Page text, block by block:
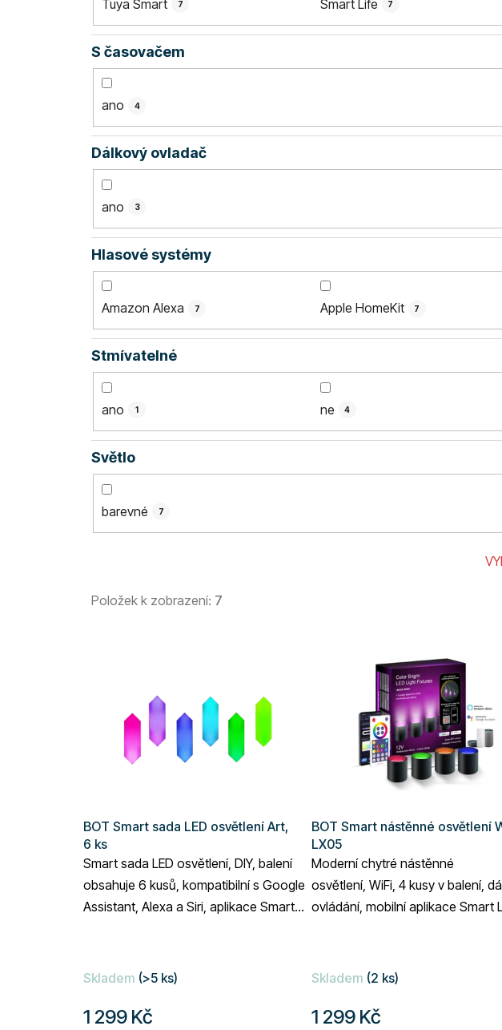
Tuya Smart 7 Smart Life 7
S časovačem
ano 4
Dálkový ovladač
ano 3
Hlasové systémy
Amazon Alexa 7 Apple HomeKit 7
Stmívatelné
ano 1 ne 4
Světlo
barevné 7
Položek k zobrazení: 7
u
k
t
ů
BOT Smart sada LED osvětlení Art,
6 ks
Smart sada LED osvětlení, DIY, balení
obsahuje 6 kusů, kompatibilní s Google
Assistant, Alexa a Siri, aplikace Smart
Skladem (>5 ks)
1 299 Kč
BOT Smart nástěnné osvětlení
LX05
Moderní chytré nástěnné
osvětlení, WiFi, 4 kusy v balení,
ovládání, mobilní aplikace Smart
Skladem (2 ks)
1 299 Kč